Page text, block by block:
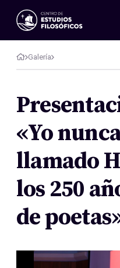
Eventos
Novedades
Investigación
Publicaciones
Galería
Acerca de nosotros
Miembros
Reglamento
Galería
«Yo
llamado
los 250
de